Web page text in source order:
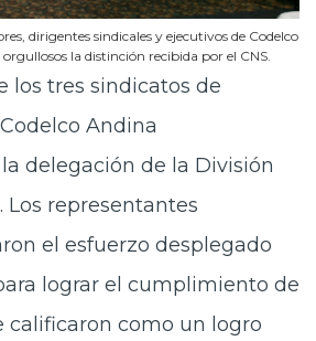
dirigentes sindicales y ejecutivos de Codelco
la distinción recibida por el CNS.
los tres sindicatos de
Andina
delegación de la División
Los representantes
el esfuerzo desplegado
lograr el cumplimiento de
calificaron como un logro